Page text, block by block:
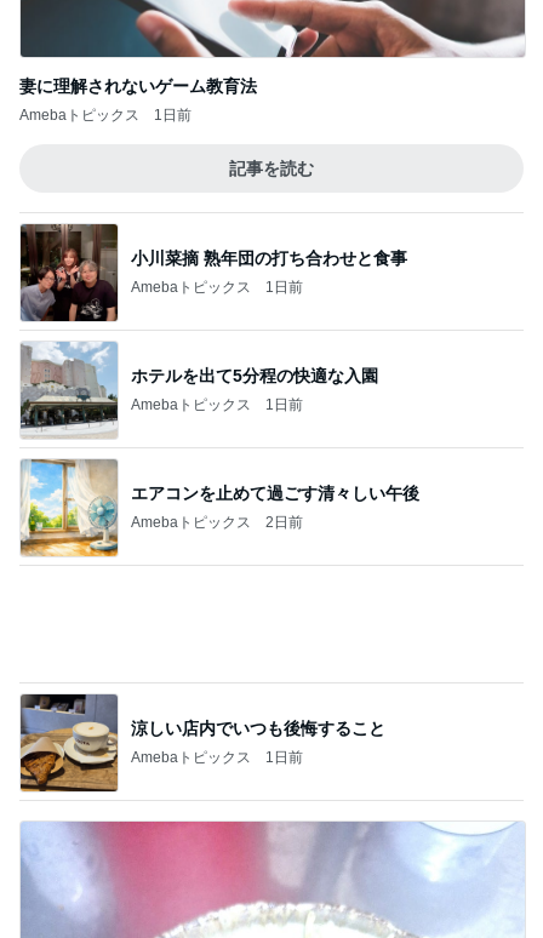
小川菜摘 熟年団の打ち合わせと食事
Amebaトピックス 1日前
Amebaトピックス 1日前
エアコンを止めて過ごす清々しい午後
Amebaトピックス 2日前
涼しい店内でいつも後悔すること
Amebaトピックス 1日前
娘達のリクエストで作った甘辛チキン
Amebaトピックス
失意の中の気になってた博多ラーメン